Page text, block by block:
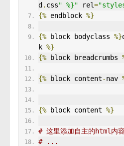
d. css" %}" rel=
{% endblock %}
{% block bodyclass %}
k %}
{% block breadcrumbs
{% block content-nav
{% block content %}
# 这里添加自主的html内容
# ...